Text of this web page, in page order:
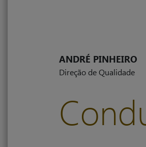
ANDRÉ PINHEIRO
Direção de Qualidade